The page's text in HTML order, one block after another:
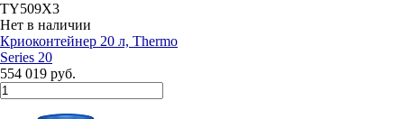
TY509X3
Нет в наличии
Криоконтейнер 20 л, Thermo
Series 20
554 019 руб.